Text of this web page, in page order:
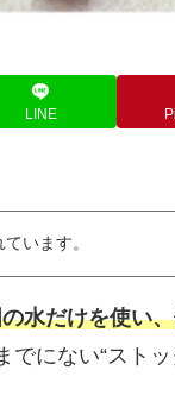
LINE
います。
水だけを使い
にない“ストッ